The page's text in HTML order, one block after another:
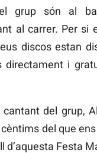
grup són al
al carrer. Per si
discos estan
directament i
del grup,
del que
d’aquesta Festa